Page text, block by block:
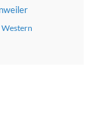
Western